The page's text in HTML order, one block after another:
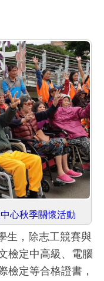
心秋季關懷活動
生，除志工競賽與
檢定中高級、電腦
檢定等合格證書，